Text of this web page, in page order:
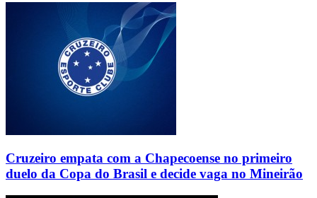
Cruzeiro empata com a Chapecoense no primeiro
duelo da Copa do Brasil e decide vaga no Mineirão